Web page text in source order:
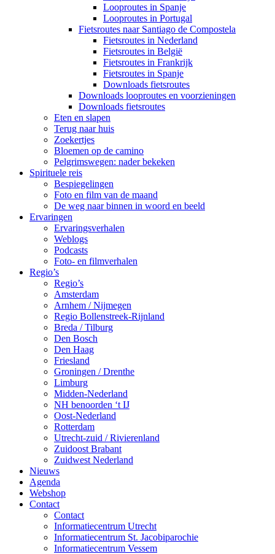
Looproutes in Spanje
Looproutes in Portugal
Fietsroutes naar Santiago de Compostela
Fietsroutes in Nederland
Fietsroutes in België
Fietsroutes in Frankrijk
Fietsroutes in Spanje
Downloads fietsroutes
Downloads looproutes en voorzieningen
Downloads fietsroutes
Eten en slapen
Terug naar huis
Zoekertjes
Bloemen op de camino
Pelgrimswegen: nader bekeken
Spirituele reis
Bespiegelingen
Foto en film van de maand
De weg naar binnen in woord en beeld
Ervaringen
Ervaringsverhalen
Weblogs
Podcasts
Foto- en filmverhalen
Regio’s
Regio’s
Amsterdam
Arnhem / Nijmegen
Regio Bollenstreek-Rijnland
Breda / Tilburg
Den Bosch
Den Haag
Friesland
Groningen / Drenthe
Limburg
Midden-Nederland
NH benoorden ‘t IJ
Oost-Nederland
Rotterdam
Utrecht-zuid / Rivierenland
Zuidoost Brabant
Zuidwest Nederland
Nieuws
Agenda
Webshop
Contact
Contact
Informatiecentrum Utrecht
Informatiecentrum St. Jacobiparochie
Informatiecentrum Vessem